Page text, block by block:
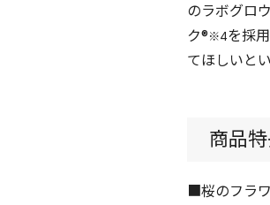
のラボグロ
ク®※4を採
てほしいと
商品
■桜のフラ